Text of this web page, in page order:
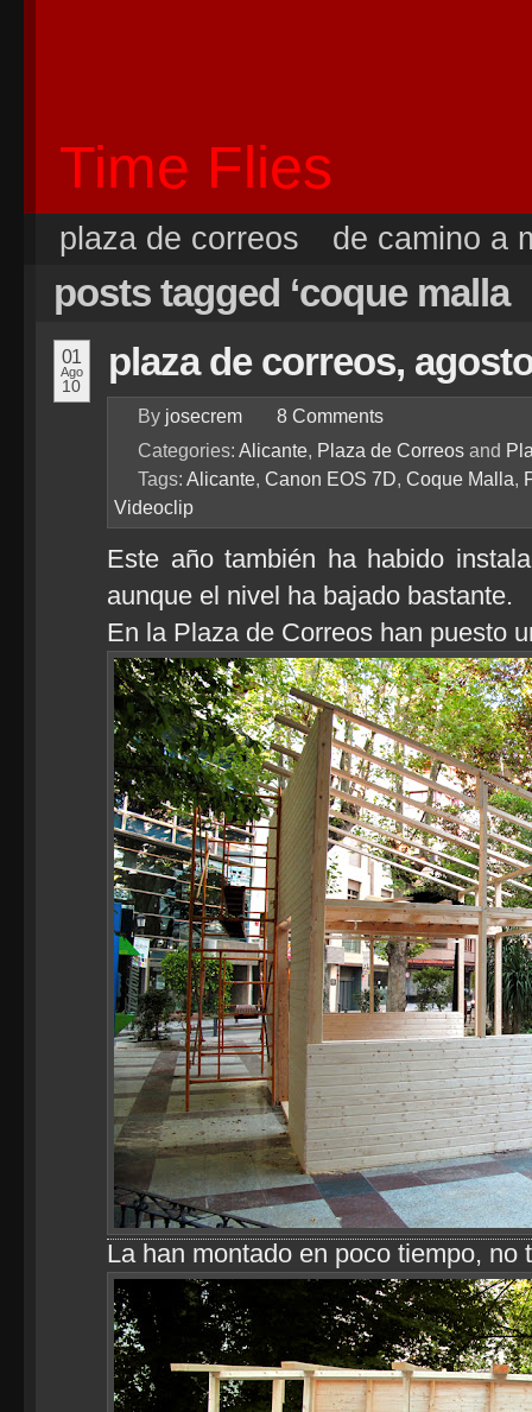
Time Flies
plaza de correos de camino a
posts tagged ‘coque malla
01
Ago
10
plaza de correos,
By josecrem 8 Comments
Categories: Alicante, Plaza de Correos and
Tags: Alicante, Canon EOS 7D, Coque Malla,
Videoclip
Este año también ha habido
aunque el nivel ha bajado bastante.
En la Plaza de Correos han puesto
La han montado en poco tiempo, no